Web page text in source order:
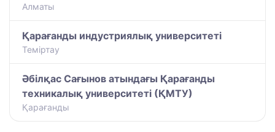
Алматы
Қарағанды индустриялық университеті
Теміртау
Әбілқас Сағынов атындағы Қарағанды
техникалық университеті (ҚМТУ)
Қарағанды